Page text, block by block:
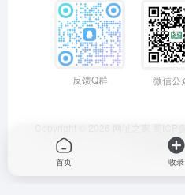
反馈Q群 微信公
Copyright © 2026 网址之家 蜀ICP
首页 收录